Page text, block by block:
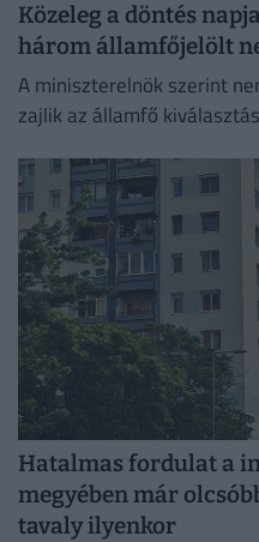
Közeleg a döntés
három államfőjelölt
A miniszterelnök szerint
zajlik az államfő
Hatalmas fordulat a
megyében már
tavaly ilyenkor